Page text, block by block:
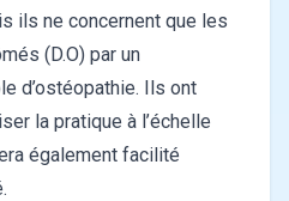
ils ne concernent que les
(D.O) par un
d’ostéopathie. Ils ont
la pratique à l’échelle
également facilité